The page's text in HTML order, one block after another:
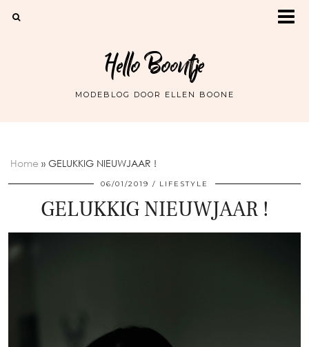
Hello Boontje
MODEBLOG DOOR ELLEN BOONE
Home » GELUKKIG NIEUWJAAR !
06/01/2019 LIFESTYLE
GELUKKIG NIEUWJAAR !